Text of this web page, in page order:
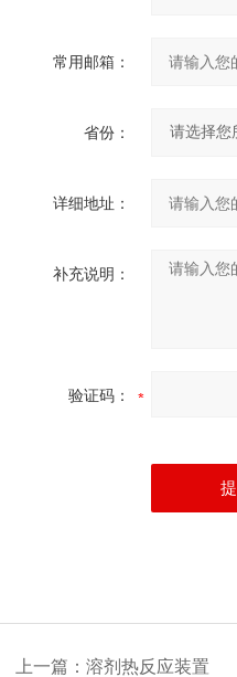
常用邮箱：
省份：
详细地址：
补充说明：
验证码：
上一篇： 溶剂热反应装置